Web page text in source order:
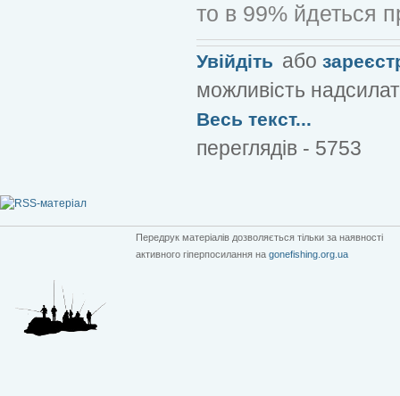
то в 99% йдеться
Увійдіть або
можливість
Весь текст...
переглядів - 5753
Передрук матеріалів дозволяється тільки за наявності
активного гіперпосилання на gonefishing.org.ua